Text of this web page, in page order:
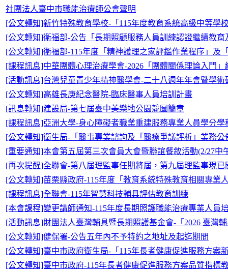
社團法人臺中市職能治療師公會聲明
[公文轉知]新竹特殊教育學校-「115年度教育系統高級中等學
[公文轉知]衛福部-公告「長期照顧服務人員訓練認證繼續教
[公文轉知]衛福部-115年度「精神護理之家評鑑作業程序」及
[課程訊息]中華團體心理治療學會-2026「團體關係理論入門」
[活動訊息]台灣兒童青少年精神醫學會-二十八週年年會暨學術
[公文轉知]高雄長庚紀念醫院-臨床醫事人員培訓計畫
[訊息轉知]建設局-第七屆臺中美樂地公園競圖簡章
[課程訊息]亞洲大學-身心障礙者職業重建服務專業人員學分學
[公文轉知]衛生局-「醫事專業諮詢及「醫療爭議評析」業務公
[重要通知]本會第五屆第三次會員大會暨聯誼餐敘活動(2/27中
[再次提醒]全聯會-第八屆理監事任期將屆，第九屆理監事現已
[公文轉知]苗栗縣政府-115年度「教育系統特殊教育相關專業
[課程訊息]全聯會-115年智慧科技輔具評估教育訓練
[本會課程]變更講師通知-115年度長期照護職能治療專業人員
[活動訊息]財團法人臺灣輔具暨長期照護基金會-「2026 臺灣
[公文轉知]健保署-公告五年內不予特約之地址及起迄期間
[公文轉知]臺中市政府衛生局-「115年長者健康促進服務方案
[公文轉知]臺中市政府-115年長者健康促進服務方案品質指標